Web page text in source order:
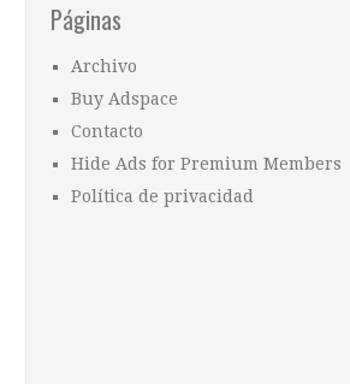
Páginas
Archivo
Buy Adspace
Contacto
Hide Ads for Premium Members
Política de privacidad